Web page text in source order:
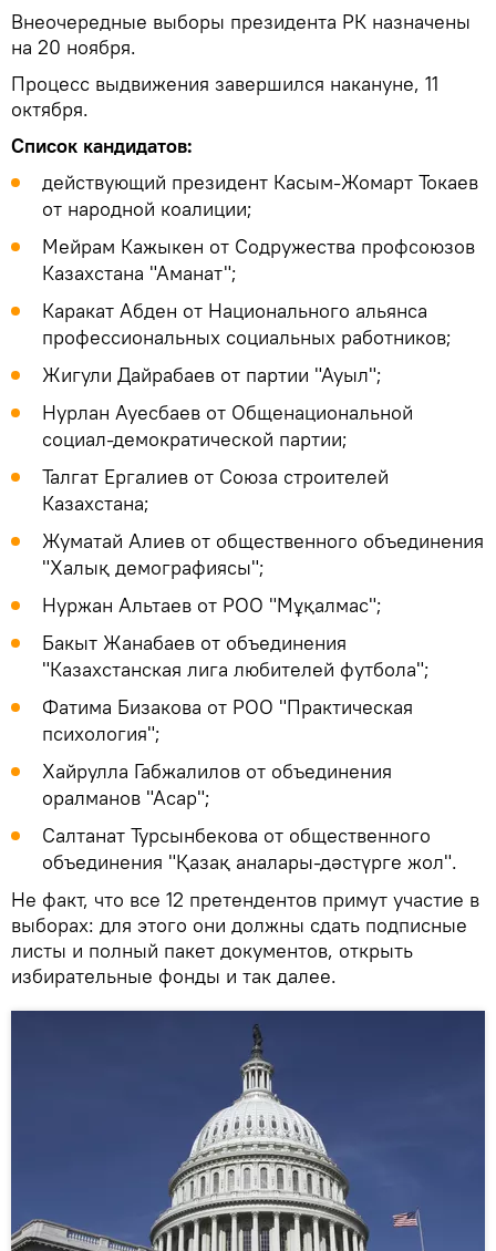
Внеочередные выборы президента РК назначены
на 20 ноября.
Процесс выдвижения завершился накануне, 11
октября.
Список кандидатов:
действующий президент Касым-Жомарт Токаев
от народной коалиции;
Мейрам Кажыкен от Содружества профсоюзов
Казахстана "Аманат";
Каракат Абден от Национального альянса
профессиональных социальных работников;
Жигули Дайрабаев от партии "Ауыл";
Нурлан Ауесбаев от Общенациональной
социал-демократической партии;
Талгат Ергалиев от Союза строителей
Казахстана;
Жуматай Алиев от общественного объединения
"Халық демографиясы";
Нуржан Альтаев от РОО "Мұқалмас";
Бакыт Жанабаев от объединения
"Казахстанская лига любителей футбола";
Фатима Бизакова от РОО "Практическая
психология";
Хайрулла Габжалилов от объединения
оралманов "Асар";
Салтанат Турсынбекова от общественного
объединения "Қазақ аналары-дәстүрге жол".
Не факт, что все 12 претендентов примут участие в
выборах: для этого они должны сдать подписные
листы и полный пакет документов, открыть
избирательные фонды и так далее.